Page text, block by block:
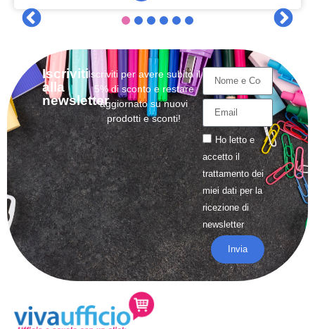
Iscriviti
alla
newsletter
Iscriviti per avere subito il
5% di sconto e restare
aggiornato su nuovi
prodotti e sconti!
Ho letto e
accetto il
trattamentodei
miei dati per la
ricezione di
newsletter
Invia